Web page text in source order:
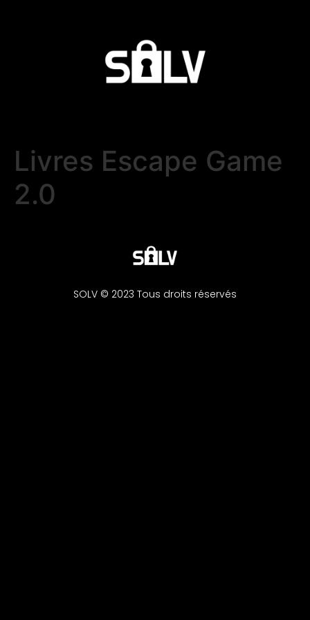
Livres Escape Game
2.0
SOLV © 2023 Tous droits réservés